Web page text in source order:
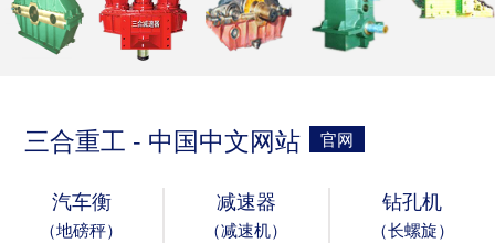
三合重工 - 中国中文网站 官网
汽车衡
（地磅秤）
减速器
（减速机）
钻孔机
（长螺旋）